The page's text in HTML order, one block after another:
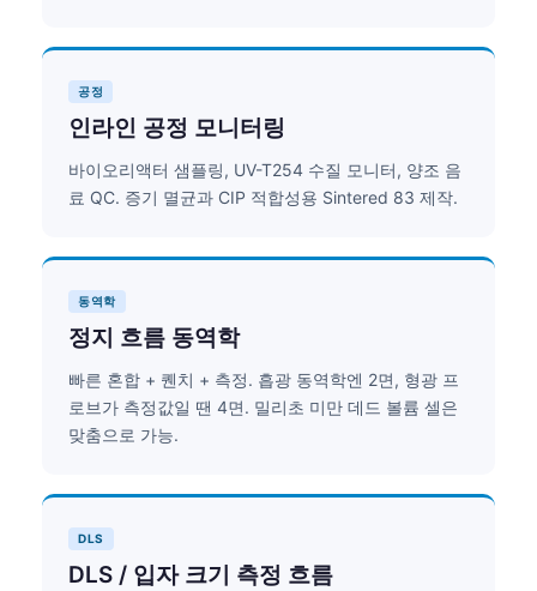
공정
인라인 공정 모니터링
바이오리액터 샘플링, UV-T254 수질 모니터, 양조 음
료 QC. 증기 멸균과 CIP 적합성용 Sintered 83 제작.
동역학
정지 흐름 동역학
빠른 혼합 + 퀜치 + 측정. 흡광 동역학엔 2면, 형광 프
로브가 측정값일 땐 4면. 밀리초 미만 데드 볼륨 셀은
맞춤으로 가능.
DLS
DLS / 입자 크기 측정 흐름